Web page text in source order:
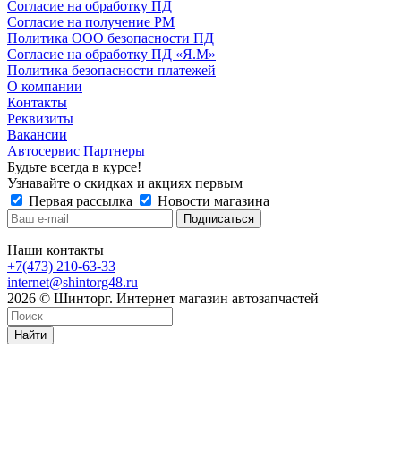
Согласие на обработку ПД
Согласие на получение РМ
Политика ООО безопасности ПД
Согласие на обработку ПД «Я.М»
Политика безопасности платежей
О компании
Контакты
Реквизиты
Вакансии
Автосервис Партнеры
Будьте всегда в курсе!
Узнавайте о скидках и акциях первым
Первая рассылка
Новости магазина
Наши контакты
+7(473) 210-63-33
internet@shintorg48.ru
2026 © Шинторг. Интернет магазин автозапчастей
Найти